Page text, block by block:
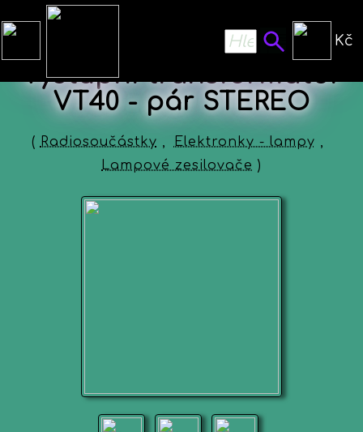
Kč
Výstupní transformátor
VT40 - pár STEREO
( Radiosoučástky , Elektronky - lampy ,
Lampové zesilovače )